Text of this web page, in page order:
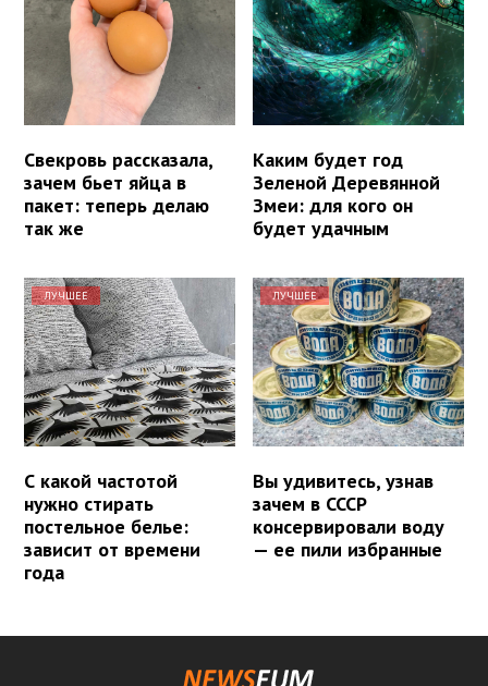
Свекровь рассказала,
зачем бьет яйца в
пакет: теперь делаю
так же
Каким будет год
Зеленой Деревянной
Змеи: для кого он
будет удачным
ЛУЧШЕЕ
С какой частотой
нужно стирать
постельное белье:
зависит от времени
года
ЛУЧШЕЕ
Вы удивитесь, узнав
зачем в СССР
консервировали воду
— ее пили избранные